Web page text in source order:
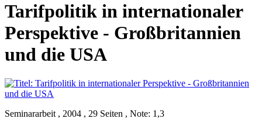
Tarifpolitik in internationaler
Perspektive - Großbritannien
und die USA
Seminararbeit , 2004 , 29 Seiten , Note: 1,3